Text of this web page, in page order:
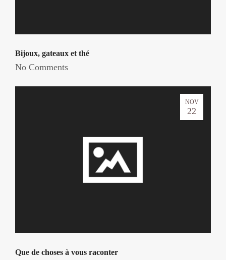
Bijoux, gateaux et thé
No Comments
NOV
22
Que de choses à vous raconter